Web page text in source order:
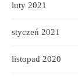
luty 2021
styczeń 2021
listopad 2020